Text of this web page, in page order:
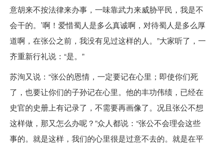
意胡来不按法律来办事，一味靠武力来威胁平民，我是不
会干的。’啊！爱惜蜀人是多么真诚啊，对待蜀人是多么厚
道啊，在张公之前，我没有见过这样的人。”大家听了，一
齐重新行礼说：“是。”
苏洵又说：“张公的恩情，一定要记在心里；即使你们死
了，也要让你们的子孙记在心里。他的丰功伟绩，已经在
史官的史册上有记录了，不需要再画像了。况且张公不想
这样做，那又怎么办呢？”众人都说：“张公不会理会这些
事的。就是这样，我们的心里很是过意不去的。就是在平